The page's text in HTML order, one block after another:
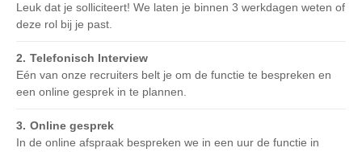
Leuk dat je solliciteert! We laten je binnen 3 werkdagen weten of
deze rol bij je past.
Telefonisch Interview
Eén van onze recruiters belt je om de functie te bespreken en
een online gesprek in te plannen.
Online gesprek
In de online afspraak bespreken we in een uur de functie in